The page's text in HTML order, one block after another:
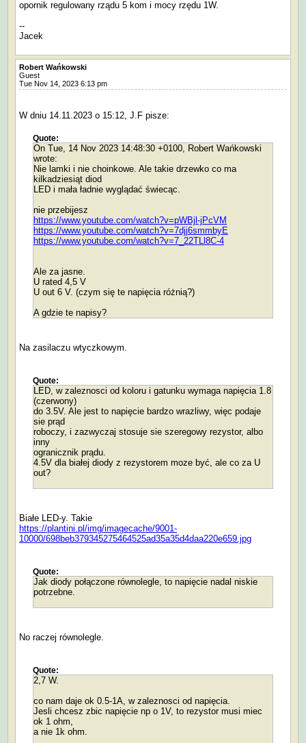
opornik regulowany rządu 5 kom i mocy rzędu 1W.
--
Jacek
Robert Wańkowski
Guest
Tue Nov 14, 2023 6:13 pm
W dniu 14.11.2023 o 15:12, J.F pisze:
Quote:
On Tue, 14 Nov 2023 14:48:30 +0100, Robert Wańkowski
wrote:
Nie lamki i nie choinkowe. Ale takie drzewko co ma
kilkadziesiąt diod
LED i mała ładnie wyglądać świecąc.
nie przebijesz
https://www.youtube.com/watch?v=pWBjl-jPcVM
https://www.youtube.com/watch?v=7djj6smmbyE
https://www.youtube.com/watch?v=7_22TLl8C-4
Ale za jasne.
U rated 4,5 V
U out 6 V. (czym się te napięcia różnią?)
A gdzie te napisy?
Na zasilaczu wtyczkowym.
Quote:
LED, w zaleznosci od koloru i gatunku wymaga napięcia 1.8
(czerwony)
do 3.5V. Ale jest to napięcie bardzo wrazliwy, więc podaje
sie prąd
roboczy, i zazwyczaj stosuje sie szeregowy rezystor, albo
inny
ogranicznik prądu.
4.5V dla białej diody z rezystorem moze być, ale co za U
out?
Białe LED-y. Takie
https://plantini.pl/img/imagecache/9001-
10000/698beb379345275464525ad35a35d4daa220e659.jpg
Quote:
Jak diody połączone równolegle, to napięcie nadal niskie
potrzebne.
No raczej równolegle.
Quote:
2,7 W.
co nam daje ok 0.5-1A, w zaleznosci od napięcia.
Jesli chcesz zbic napięcie np o 1V, to rezystor musi miec
ok 1 ohm,
a nie 1k ohm.